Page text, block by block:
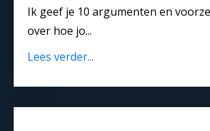
Ik geef je 10 argumenten en
over hoe jo...
Lees verder...